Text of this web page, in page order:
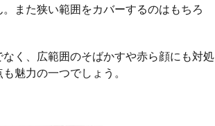
また狭い範囲をカバーするのはもちろ
く、広範囲のそばかすや赤ら顔にも対処
魅力の一つでしょう。